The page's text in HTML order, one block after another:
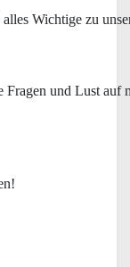
Wichtige zu
Fragen und Lust auf